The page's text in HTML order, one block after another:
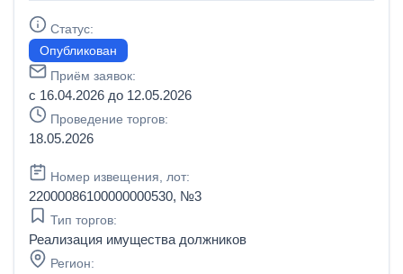
Статус:
Опубликован
Приём заявок:
с 16.04.2026 до 12.05.2026
Проведение торгов:
18.05.2026
Номер извещения, лот:
22000086100000000530, №3
Тип торгов:
Реализация имущества должников
Регион: